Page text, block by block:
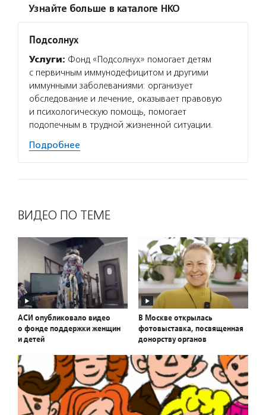
Узнайте больше в каталоге НКО
Подсолнух
Услуги: Фонд «Подсолнух» помогает детям
с первичным иммунодефицитом и другими
иммунными заболеваниями: организует
обследование и лечение, оказывает правовую
и психологическую помощь, помогает
подопечным в трудной жизненной ситуации.
Подробнее
ВИДЕО ПО ТЕМЕ
АСИ опубликовало видео
о фонде поддержки женщин
и детей
В Москве открылась
фотовыставка, посвященная
донорству органов